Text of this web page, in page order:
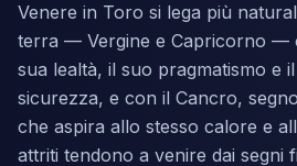
Venere in Toro si lega più
terra — Vergine e Capricorno —
sua lealtà, il suo pragmatismo e
sicurezza, e con il Cancro,
che aspira allo stesso calore e
attriti tendono a venire dai segni